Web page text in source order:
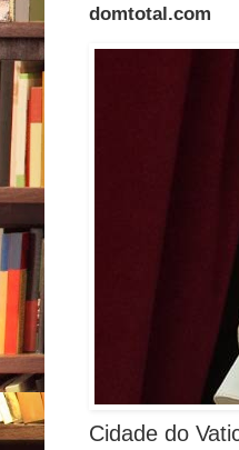
domtotal.com
Cidade do